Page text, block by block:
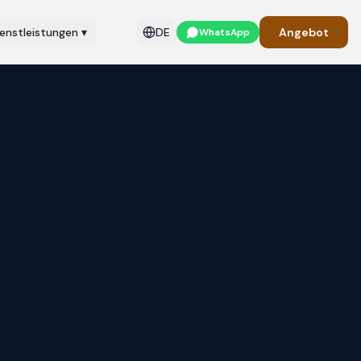
▾ DE WhatsApp Angebot